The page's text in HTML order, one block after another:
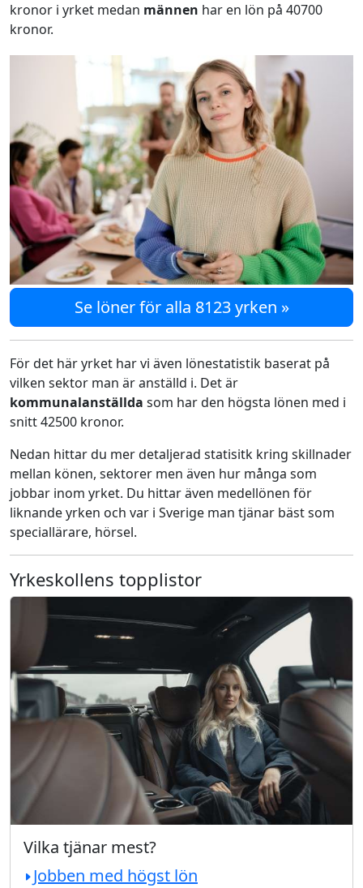
kronor i yrket medan männen har en lön på 40700
kronor.
Se löner för alla 8123 yrken »
För det här yrket har vi även lönestatistik baserat på
vilken sektor man är anställd i. Det är
kommunalanställda som har den högsta lönen med i
snitt 42500 kronor.
Nedan hittar du mer detaljerad statisitk kring skillnader
mellan könen, sektorer men även hur många som
jobbar inom yrket. Du hittar även medellönen för
liknande yrken och var i Sverige man tjänar bäst som
speciallärare, hörsel.
Yrkeskollens topplistor
Vilka tjänar mest?
Jobben med högst lön